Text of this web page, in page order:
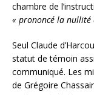
chambre de
« prononcé la nullité
Seul Claude
statut de témoin
communiqué. Les
de Grégoire